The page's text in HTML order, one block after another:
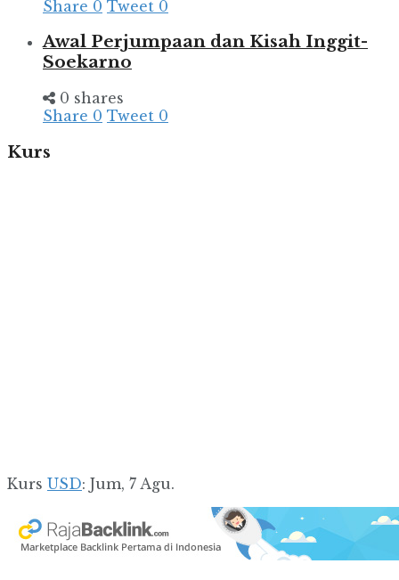
Share 0 Tweet 0
Awal Perjumpaan dan Kisah Inggit-
Soekarno
0 shares
Share 0 Tweet 0
Kurs
Kurs USD: Jum, 7 Agu.